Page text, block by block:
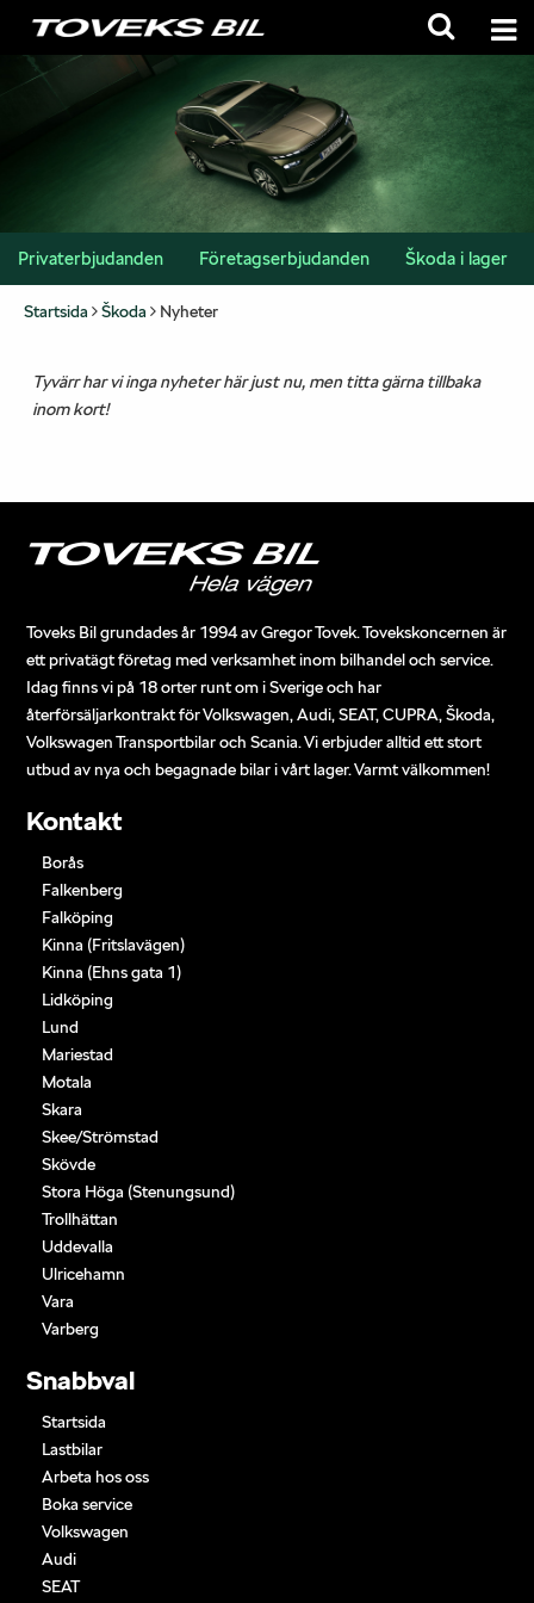
Privaterbjudanden Företagserbjudanden Škoda i lager
Startsida Škoda Nyheter
Tyvärr har vi inga nyheter här just nu, men titta gärna tillbaka
inom kort!
Toveks Bil grundades år 1994 av Gregor Tovek. Tovekskoncernen är
ett privatägt företag med verksamhet inom bilhandel och service.
Idag finns vi på 18 orter runt om i Sverige och har
återförsäljarkontrakt för Volkswagen, Audi, SEAT, CUPRA, Škoda,
Volkswagen Transportbilar och Scania. Vi erbjuder alltid ett stort
utbud av nya och begagnade bilar i vårt lager. Varmt välkommen!
Kontakt
Borås
Falkenberg
Falköping
Kinna (Fritslavägen)
Kinna (Ehns gata 1)
Lidköping
Lund
Mariestad
Motala
Skara
Skee/Strömstad
Skövde
Stora Höga (Stenungsund)
Trollhättan
Uddevalla
Ulricehamn
Vara
Varberg
Snabbval
Startsida
Lastbilar
Arbeta hos oss
Boka service
Volkswagen
Audi
SEAT